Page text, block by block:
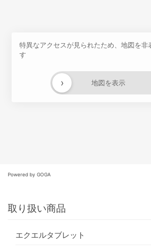
特異なアクセスが見られたため、地図を非
す
地図を表示
›
Powered by GOGA
取り扱い商品
エクエルタブレット